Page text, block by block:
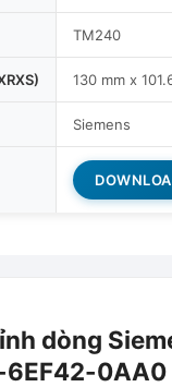
TM240
130 mm x
Siemens
dòng
6EF42-0AA0